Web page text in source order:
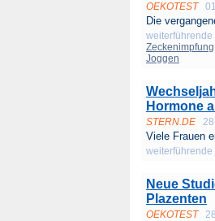
OEKOTEST
Die
weiterführende
Zeckenimpfung
Joggen
Hormone
STERN.DE
Viele Frauen
weiterführende
Neue
Plazenten
OEKOTEST